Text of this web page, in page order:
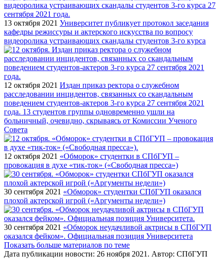
13 октября 2021 Университет публикует протокол заседания
кафедры режиссуры и актерского искусства по вопросу
видеоролика устраивающих скандалы студентов 3-го курса
12 октября 2021 Издан приказ ректора о служебном
расследовании инцидентов, связанных со скандальным
поведением студентов-актеров 3-го курса 27 сентября 2021
года. 13 студентов группы одновременно ушли на
больничный, очевидно, скрываясь от Комиссии Ученого
Совета
12 октября 2021 «Обморок» студентки в СПбГУП –
провокация в духе «тик-ток» («Свободная пресса»)
30 сентября 2021 «Обморок» студентки СПбГУП оказался
плохой актерской игрой («Аргументы недели»)
30 сентября 2021 «Обморок неудачливой актрисы в СПбГУП
оказался фейком». Официальная позиция Университета
Показать больше материалов по теме
Дата публикации новости: 26 ноября 2021 . Автор: СПбГУП